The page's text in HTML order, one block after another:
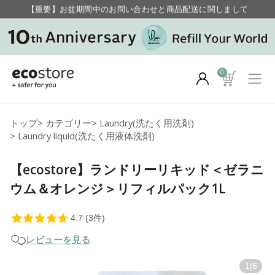
【重要】お盆期間中のお問い合わせと商品配送に関しまして
毎月お得にポイントが貯まる！ “月のポイントアップデー”
0
トップ> カテゴリー> Laundry(洗たく用洗剤)
> Laundry liquid(洗たく用液体洗剤)
【ecostore】ランドリーリキッド＜ゼラニ
ウム＆オレンジ＞リフィルパック1L
レビューを見る
1 6